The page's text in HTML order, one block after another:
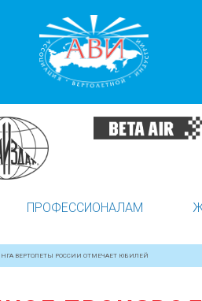
ПРОФЕССИОНАЛАМ
ВЕРТОЛЕТЫ РОССИИ ОТМЕЧАЕТ ЮБИЛЕЙ